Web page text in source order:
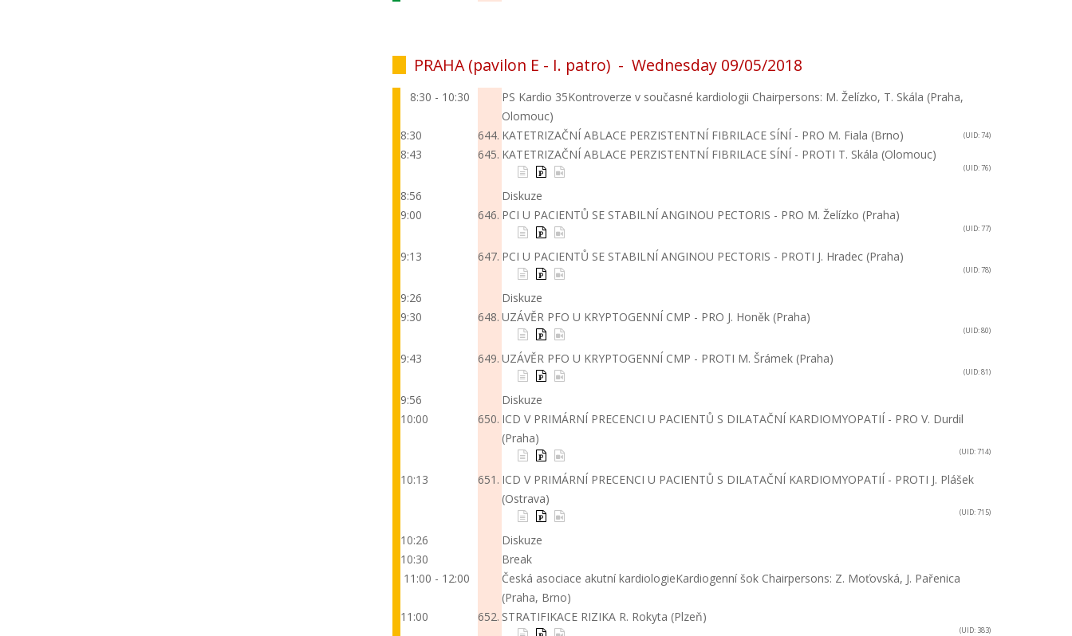
PRAHA (pavilon E - I. patro) - Wednesday 09/05/2018
8:30 - 10:30 PS Kardio 35Kontroverze v současné kardiologii Chairpersons: M. Želízko, T. Skála (Praha,
Olomouc)
8:30
644. KATETRIZAČNÍ ABLACE PERZISTENTNÍ FIBRILACE SÍNÍ - PRO M. Fiala (Brno) (UID: 74)
8:43 645. KATETRIZAČNÍ ABLACE PERZISTENTNÍ FIBRILACE SÍNÍ - PROTI T. Skála (Olomouc)
(UID: 76)
8:56
Diskuze
9:00
646. PCI U PACIENTŮ SE STABILNÍ ANGINOU PECTORIS - PRO M. Želízko (Praha)
(UID: 77)
9:13 647. PCI U PACIENTŮ SE STABILNÍ ANGINOU PECTORIS - PROTI J. Hradec (Praha)
(UID: 78)
9:26
Diskuze
9:30
648. UZÁVĚR PFO U KRYPTOGENNÍ CMP - PRO J. Honěk (Praha)
(UID: 80)
9:43 649. UZÁVĚR PFO U KRYPTOGENNÍ CMP - PROTI M. Šrámek (Praha)
(UID: 81)
9:56
Diskuze
10:00
650. ICD V PRIMÁRNÍ PRECENCI U PACIENTŮ S DILATAČNÍ KARDIOMYOPATIÍ - PRO V. Durdil
(Praha)
(UID: 714)
10:13 651. ICD V PRIMÁRNÍ PRECENCI U PACIENTŮ S DILATAČNÍ KARDIOMYOPATIÍ - PROTI J. Plášek
(Ostrava)
(UID: 715)
10:26
Diskuze
10:30
Break
11:00 - 12:00
Česká asociace akutní kardiologieKardiogenní šok Chairpersons: Z. Moťovská, J. Pařenica
(Praha, Brno)
11:00
652. STRATIFIKACE RIZIKA R. Rokyta (Plzeň)
(UID: 383)